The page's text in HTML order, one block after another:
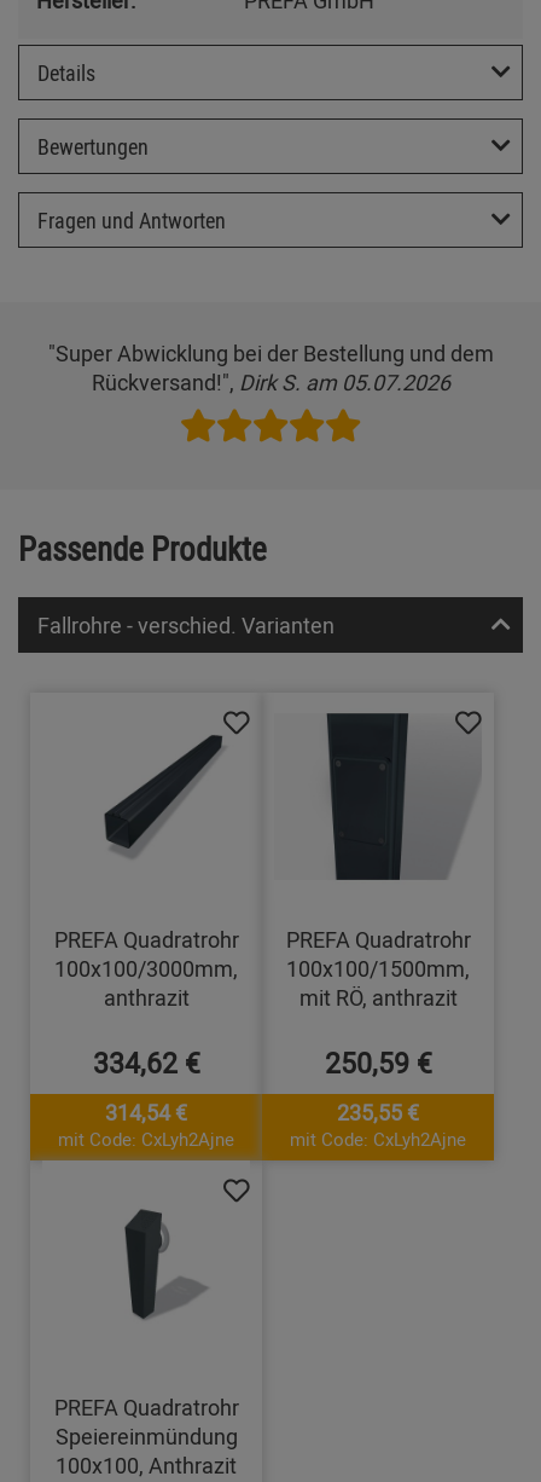
Details
Bewertungen
Fragen und Antworten
"Super Abwicklung bei der Bestellung und dem
Rückversand!", Dirk S. am 05.07.2026
Passende Produkte
Fallrohre - verschied. Varianten
PREFA Quadratrohr
100x100/3000mm,
anthrazit
334,62 €
314,54 €
mit Code: CxLyh2Ajne
PREFA Quadratrohr
100x100/1500mm,
mit RÖ, anthrazit
250,59 €
235,55 €
mit Code: CxLyh2Ajne
PREFA Quadratrohr
Speiereinmündung
100x100, Anthrazit